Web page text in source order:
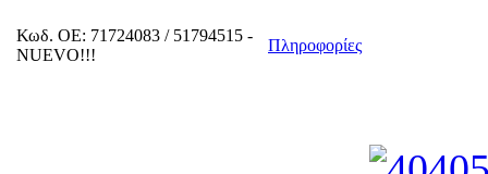
Κωδ. OE: 71724083 / 51794515 -
NUEVO!!!
Πληροφορίες